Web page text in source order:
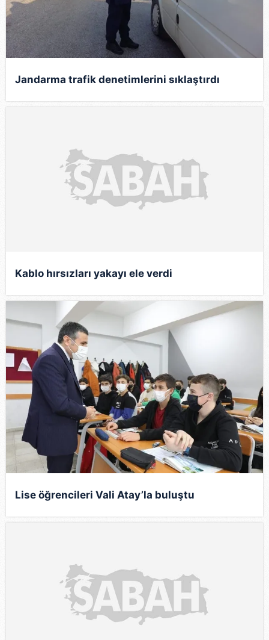
Jandarma trafik denetimlerini sıklaştırdı
Kablo hırsızları yakayı ele verdi
Lise öğrencileri Vali Atay’la buluştu